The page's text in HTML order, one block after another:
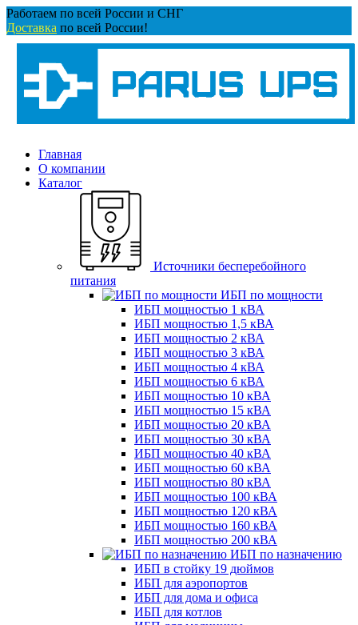
Перейти
к
содержанию
Работаем по всей России и СНГ
Доставка по всей России!
Главная
О компании
Каталог
Источники бесперебойного
питания
ИБП по мощности
ИБП мощностью 1 кВА
ИБП мощностью 1,5 кВА
ИБП мощностью 2 кВА
ИБП мощностью 3 кВА
ИБП мощностью 4 кВА
ИБП мощностью 6 кВА
ИБП мощностью 10 кВА
ИБП мощностью 15 кВА
ИБП мощностью 20 кВА
ИБП мощностью 30 кВА
ИБП мощностью 40 кВА
ИБП мощностью 60 кВА
ИБП мощностью 80 кВА
ИБП мощностью 100 кВА
ИБП мощностью 120 кВА
ИБП мощностью 160 кВА
ИБП мощностью 200 кВА
ИБП по назначению
ИБП в стойку 19 дюймов
ИБП для аэропортов
ИБП для дома и офиса
ИБП для котлов